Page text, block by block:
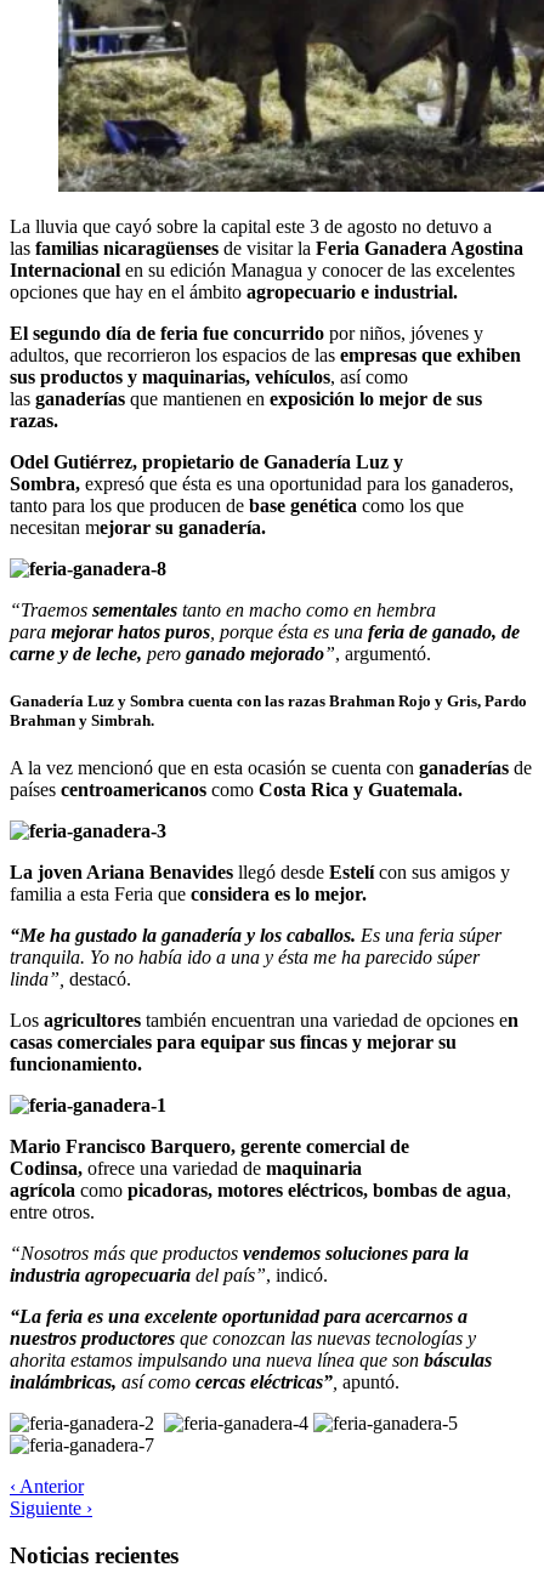
La lluvia que cayó sobre la capital este 3 de agosto no detuvo a
las familias nicaragüenses de visitar la Feria Ganadera Agostina
Internacional en su edición Managua y conocer de las excelentes
opciones que hay en el ámbito agropecuario e industrial.
El segundo día de feria fue concurrido por niños, jóvenes y
adultos, que recorrieron los espacios de las empresas que exhiben
sus productos y maquinarias, vehículos, así como
las ganaderías que mantienen en exposición lo mejor de sus
razas.
Odel Gutiérrez, propietario de Ganadería Luz y
Sombra, expresó que ésta es una oportunidad para los ganaderos,
tanto para los que producen de base genética como los que
necesitan mejorar su ganadería.
“Traemos sementales tanto en macho como en hembra
para mejorar hatos puros , porque ésta es una feria de ganado, de
carne y de leche, pero ganado mejorado”, argumentó.
Ganadería Luz y Sombra cuenta con las razas Brahman Rojo y Gris, Pardo
Brahman y Simbrah.
A la vez mencionó que en esta ocasión se cuenta con ganaderías de
países centroamericanos como Costa Rica y Guatemala.
La joven Ariana Benavides llegó desde Estelícon sus amigos y
familia a esta Feria que considera es lo mejor.
“Me ha gustado la ganadería y los caballos. Es una feria súper
tranquila. Yo no había ido a una y ésta me ha parecido súper
linda”, destacó.
Los agricultores también encuentran una variedad de opciones en
casas comerciales para equipar sus fincas y mejorar su
funcionamiento.
Mario Francisco Barquero, gerente comercial de
Codinsa, ofrece una variedad de maquinaria
agrícola como picadoras, motores eléctricos, bombas de agua,
entre otros.
“Nosotros más que productos vendemos soluciones para la
industria agropecuaria del país”, indicó.
“La feria es una excelente oportunidad para acercarnos a
nuestros productores que conozcan las nuevas tecnologías y
ahorita estamos impulsando una nueva línea que son básculas
inalámbricas, así como cercas eléctricas” apuntó.
‹ Anterior
Siguiente ›
Noticias recientes